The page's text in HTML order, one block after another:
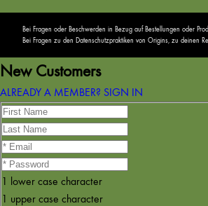
Bei Fragen oder Beschwerden in Bezug auf Bestellungen oder
Bei Fragen zu den Datenschutzpraktiken von Origins, zu deinen
New Customers
ALREADY A MEMBER? SIGN IN
1 lower case character
1 upper case character